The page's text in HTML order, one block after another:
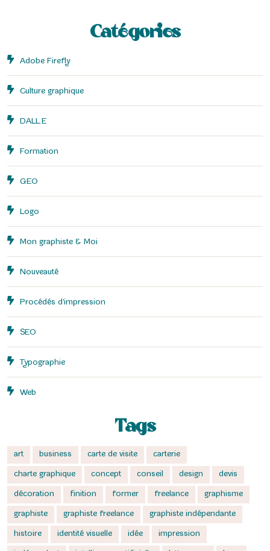
Catégories
Adobe Firefly
Culture graphique
DALL.E
Formation
GEO
Logo
Mon graphiste & Moi
Nouveauté
Procédés d'impression
SEO
Typographie
Web
Tags
art business carte de visite carterie
charte graphique concept conseil design devis
décoration finition former freelance graphisme
graphiste graphiste freelance graphiste indépendante
histoire identité visuelle idée impression